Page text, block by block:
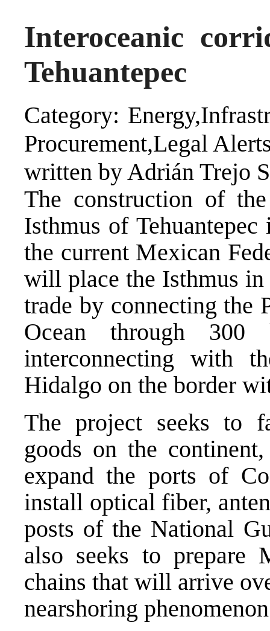
Interoceanic
Tehuantepec
Category:
Procurement,Legal
written by Adrián Trejo
The construction of
Isthmus of
the current Mexican
will place the Isthmus
trade by connecting the
Ocean through
interconnecting with
Hidalgo on the border
The project seeks to
goods on the
expand the ports of
install optical fiber,
posts of the National
also seeks to prepare
chains that will arrive
nearshoring